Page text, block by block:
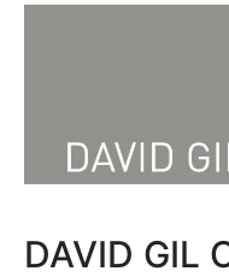
DAVID GIL